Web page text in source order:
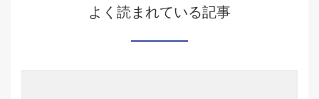
よく読まれている記事